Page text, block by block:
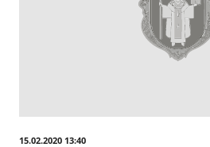
15.02.2020 13:40